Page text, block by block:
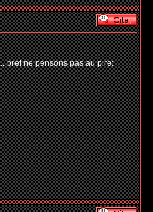
bref ne pensons pas au pire: